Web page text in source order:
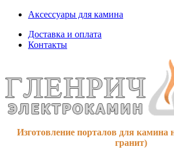
Аксессуары для камина
Доставка и оплата
Контакты
Изготовление порталов для камина
гранит)